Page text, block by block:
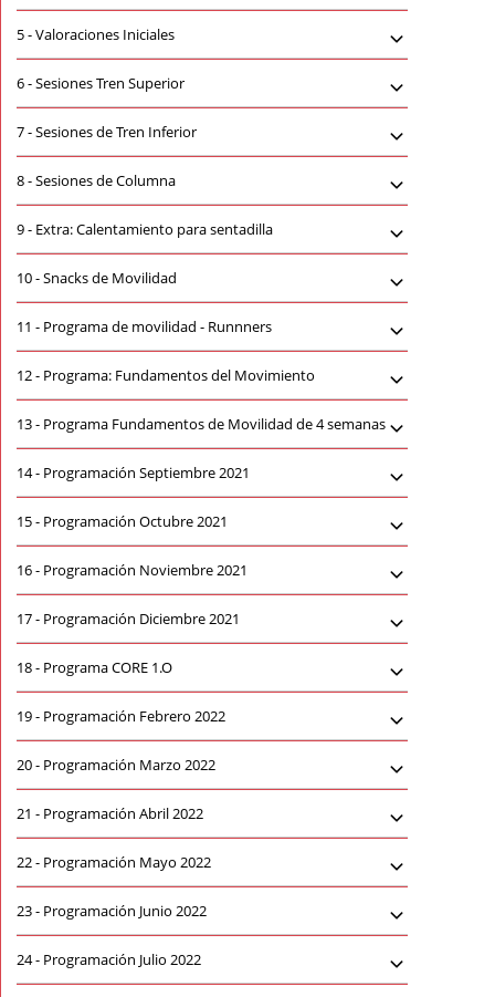
5 -Valoraciones Iniciales
6 -Sesiones Tren Superior
7 -Sesiones de Tren Inferior
8 -Sesiones de Columna
9 - Extra: Calentamiento para sentadilla
10 -Snacks de Movilidad
11 - Programa de movilidad - Runnners
12 - Programa: Fundamentos del Movimiento
13 - Programa Fundamentos de Movilidad de 4 semanas
14 - Programación Septiembre 2021
15 - Programación Octubre 2021
16 - Programación Noviembre 2021
17 - Programación Diciembre 2021
18 - Programa CORE 1.O
19 - Programación Febrero 2022
20 - Programación Marzo 2022
21 - Programación Abril 2022
22 - Programación Mayo 2022
23 - Programación Junio 2022
24 - Programación Julio 2022